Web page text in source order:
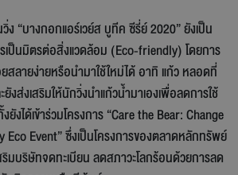
ง “บางกอกแอร์เวย์ส บูทีค ซีรี่ย์ 2020” ยังเป็น
ป็นมิตรต่อสิ่งแวดล้อม (Eco-friendly) โดยการ
ลายง่ายหรือนำมาใช้ใหม่ได้ อาทิ แก้ว หลอดที่
งส่งเสริมให้นักวิ่งนำแก้วน้ำมาเองเพื่อลดการใช้
งได้เข้าร่วมโครงการ “Care the Bear: Change
Eco Event” ซึ่งเป็นโครงการของตลาดหลักทรัพย์
ริมบริษัทจดทะเบียน ลดสภาวะโลกร้อนด้วยการลด